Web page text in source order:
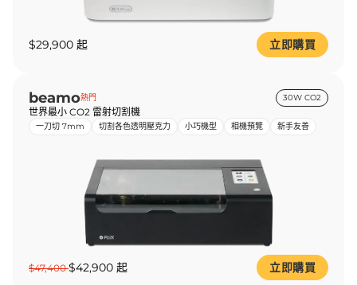
$29,900 起 立即購買
beamo熱門 30W CO2
世界最小 CO2 雷射切割機
一刀切 7mm 切割各色透明壓克力 小巧機型 相機預覽 新手友善
$47,400$42,900 起 立即購買